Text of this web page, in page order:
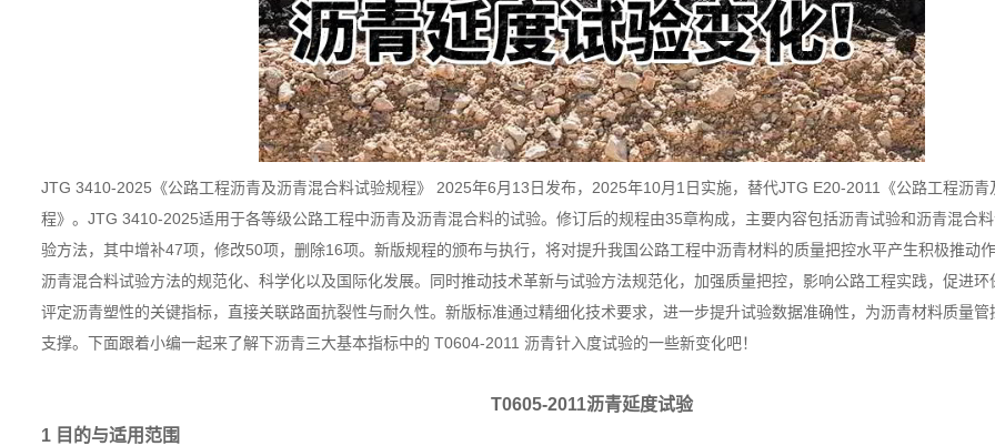
JTG 3410-2025《公路工程沥青及沥青混合料试验规程》 2025年6月13日发布，2025年10月1日实施，替代JTG E20-2011《公路工程沥青
程》。JTG 3410-2025适用于各等级公路工程中沥青及沥青混合料的试验。修订后的规程由35章构成，主要内容包括沥青试验和沥青混合
验方法，其中增补47项，修改50项，删除16项。新版规程的颁布与执行，将对提升我国公路工程中沥青材料的质量把控水平产生积极推动
沥青混合料试验方法的规范化、科学化以及国际化发展。同时推动技术革新与试验方法规范化，加强质量把控，影响公路工程实践，促进环
评定沥青塑性的关键指标，直接关联路面抗裂性与耐久性。新版标准通过精细化技术要求，进一步提升试验数据准确性，为沥青材料质量管
支撑。下面跟着小编一起来了解下沥青三大基本指标中的 T0604-2011 沥青针入度试验的一些新变化吧！
T0605-2011沥青延度试验
1 目的与适用范围